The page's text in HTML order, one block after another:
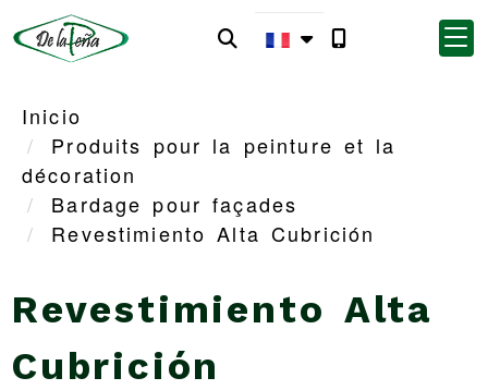
Inicio
Produits pour la peinture et la
décoration
Bardage pour façades
Revestimiento Alta Cubrición
Revestimiento Alta
Cubrición